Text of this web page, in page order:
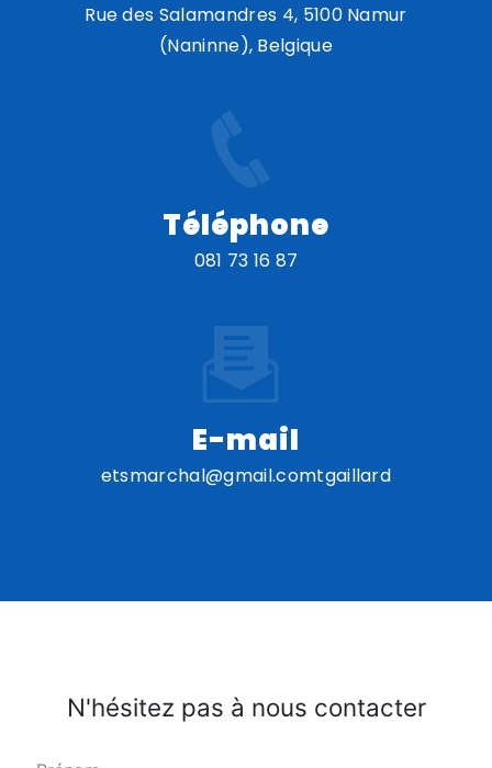
Rue des Salamandres 4, 5100 Namur
(Naninne), Belgique
Téléphone
081 73 16 87
E-mail
etsmarchal@gmail.comtgaillard
N'hésitez pas à nous contacter